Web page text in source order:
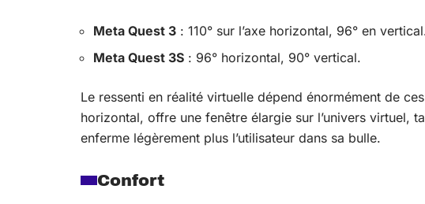
Meta Quest 3 : 110° sur l’axe horizontal, 96° en
Meta Quest 3S : 96° horizontal, 90° vertical.
Le ressenti en réalité virtuelle dépend énormément de
horizontal, offre une fenêtre élargie sur l’univers virtuel,
enferme légèrement plus l’utilisateur dans sa bulle.
Confort